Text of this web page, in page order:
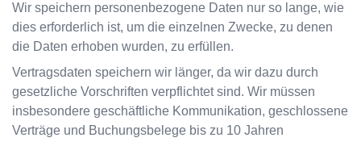
Wir speichern personenbezogene Daten nur so lange, wie
dies erforderlich ist, um die einzelnen Zwecke, zu denen
die Daten erhoben wurden, zu erfüllen.
Vertragsdaten speichern wir länger, da wir dazu durch
gesetzliche Vorschriften verpflichtet sind. Wir müssen
insbesondere geschäftliche Kommunikation, geschlossene
Verträge und Buchungsbelege bis zu 10 Jahren